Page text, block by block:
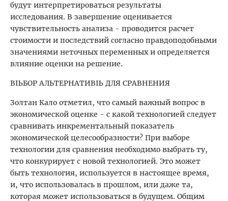
будут интерпретироваться результаты
исследования. В завершение оценивается
чувствительность анализа - проводится расчет
стоимости и последствий согласно правдоподобными
значениями неточных переменных и определяется
влияние оценки на решение.
ВЫБОР АЛЬТЕРНАТИВЫ ДЛЯ СРАВНЕНИЯ
Золтан Кало отметил, что самый важный вопрос в
экономической оценке - с какой технологией следует
сравнивать инкрементальный показатель
экономической целесообразности? При выборе
технологии для сравнения необходимо выбрать ту,
что конкурирует с новой технологией. Это может
быть технология, используется в настоящее время,
и, что использовалась в прошлом, или даже та,
которая может использоваться в будущем. Общим